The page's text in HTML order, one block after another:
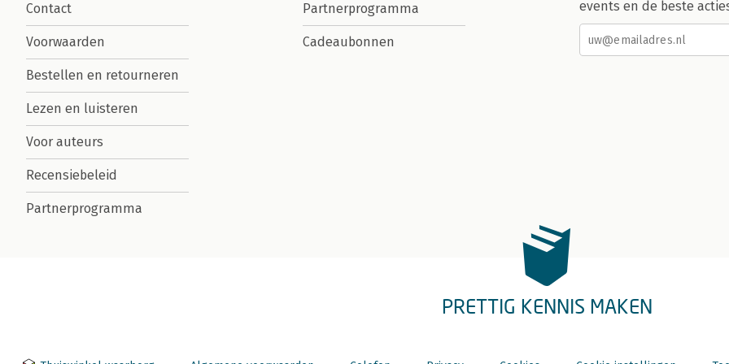
Contact
Voorwaarden
Bestellen en retourneren
Lezen en luisteren
Voor auteurs
Recensiebeleid
Partnerprogramma
Partnerprogramma
Cadeaubonnen
events en de beste
PRETTIG KENNIS MAKEN